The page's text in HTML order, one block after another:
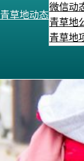
青草地动态
微信动
青草地
青草地